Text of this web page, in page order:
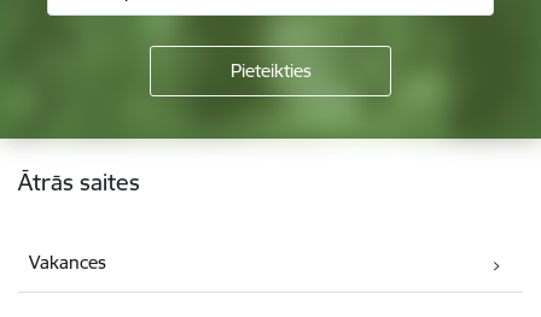
Kājene
Ātrās saites
Vakances